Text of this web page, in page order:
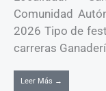
Comunidad
2026 Tipo de
carreras
Leer Más →